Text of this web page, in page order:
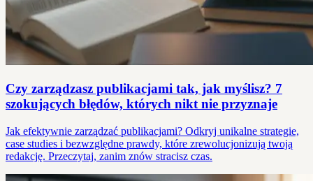
Czy zarządzasz publikacjami tak, jak myślisz? 7
szokujących błędów, których nikt nie przyznaje
Jak efektywnie zarządzać publikacjami? Odkryj unikalne strategie,
case studies i bezwzględne prawdy, które zrewolucjonizują twoją
redakcję. Przeczytaj, zanim znów stracisz czas.